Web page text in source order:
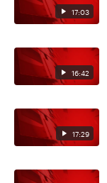
17:03
16:42
17:29